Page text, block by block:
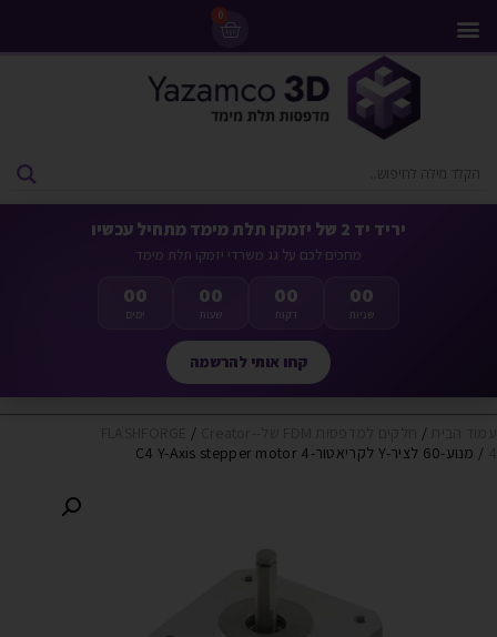
0
יריד יד 2 של יזמקו תלת מימד מתחיל עכשיו
מחכים לכם על גג משרדי יזמקו תלת מימד
00
ימים
00
שעות
00
דקות
00
שניות
קחו אותי להרשמה
/
/
/ מנוע-60 לציר-Y לקריאטור-4 C4 Y-Axis stepper motor